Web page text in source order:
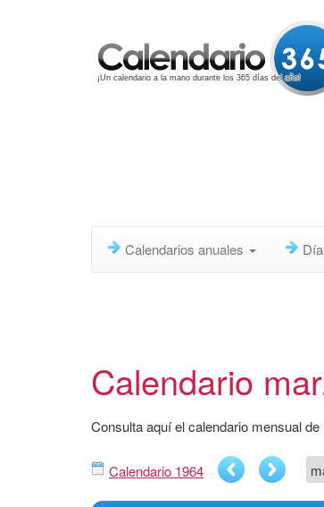
¡Un calendario a la mano durante los 365 días del año!
Calendarios anuales
Calendario
Consulta aquí el calendario mensual
Calendario 1964